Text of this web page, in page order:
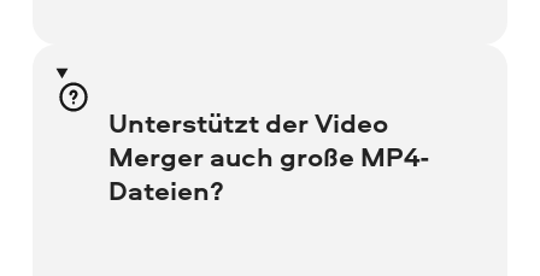
Unterstützt der Video
Merger auch große MP4-
Dateien?